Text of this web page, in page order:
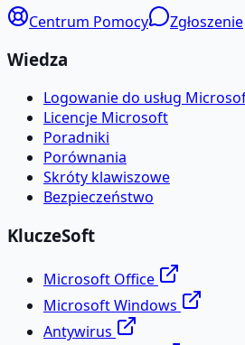
Centrum Pomocy Zgłoszenie
Wiedza
Logowanie do usług
Licencje Microsoft
Poradniki
Porównania
Skróty klawiszowe
Bezpieczeństwo
KluczeSoft
Microsoft Office
Microsoft Windows
Antywirus